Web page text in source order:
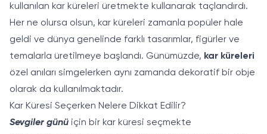
kullanılan kar küreleri üretmekte kullanarak taçlandırdı.
Her ne olursa olsun, kar küreleri zamanla popüler hale
geldi ve dünya genelinde farklı tasarımlar, figürler ve
temalarla üretilmeye başlandı. Günümüzde, kar küreleri
özel anıları simgelerken aynı zamanda dekoratif bir obje
olarak da kullanılmaktadır.
Kar Küresi Seçerken Nelere Dikkat Edilir?
Sevgiler günü için bir kar küresi seçmekte